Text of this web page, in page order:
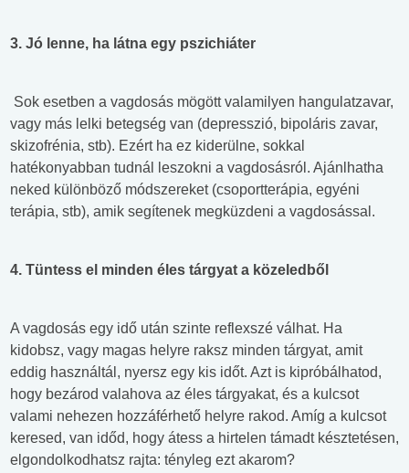
3. Jó lenne, ha látna egy pszichiáter
Sok esetben a vagdosás mögött valamilyen hangulatzavar,
vagy más lelki betegség van (depresszió, bipoláris zavar,
skizofrénia, stb). Ezért ha ez kiderülne, sokkal
hatékonyabban tudnál leszokni a vagdosásról. Ajánlhatha
neked különböző módszereket (csoportterápia, egyéni
terápia, stb), amik segítenek megküzdeni a vagdosással.
4. Tüntess el minden éles tárgyat a közeledből
A vagdosás egy idő után szinte reflexszé válhat. Ha
kidobsz, vagy magas helyre raksz minden tárgyat, amit
eddig használtál, nyersz egy kis időt. Azt is kipróbálhatod,
hogy bezárod valahova az éles tárgyakat, és a kulcsot
valami nehezen hozzáférhető helyre rakod. Amíg a kulcsot
keresed, van időd, hogy átess a hirtelen támadt késztetésen,
elgondolkodhatsz rajta: tényleg ezt akarom?